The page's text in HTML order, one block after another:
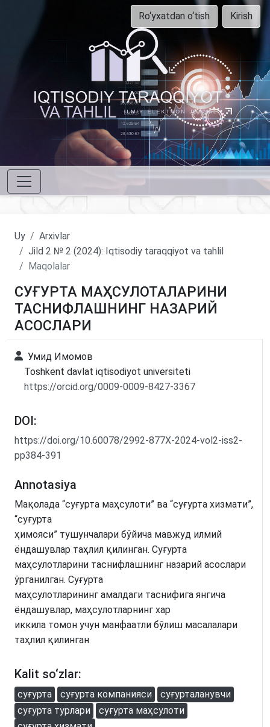
Ro‘yxatdan o‘tish Kirish
Uy
Arxivlar
Jild 2 № 2 (2024): Iqtisodiy taraqqiyot va tahlil
Maqolalar
СУҒУРТА МАҲСУЛОТАЛАРИНИ
ТАСНИФЛАШНИНГ НАЗАРИЙ
АСОСЛАРИ
Умид Имомов
Toshkent davlat iqtisodiyot universiteti
https://orcid.org/0009-0009-8427-3367
DOI:
https://doi.org/10.60078/2992-877X-2024-vol2-iss2-
pp384-391
Annotasiya
Мақолада “суғурта маҳсулоти” ва “суғурта хизмати”,
“суғурта
ҳимояси” тушунчалари бўйича мавжуд илмий
ёндашувлар таҳлил қилинган. Суғурта
маҳсулотларини таснифлашнинг назарий асослари
ўрганилган. Суғурта
маҳсулотларининг амалдаги таснифига янгича
ёндашувлар, маҳсулотларнинг хар
иккила томон учун манфаатли бўлиш масалалари
таҳлил қилинган
Kalit so‘zlar:
суғурта суғурта компанияси
суғурталанувчи
суғурта турлари
суғурта маҳсулоти